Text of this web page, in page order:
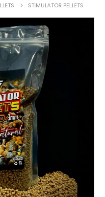
STIMULATOR PELLETS